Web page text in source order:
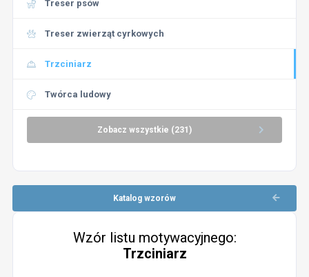
Treser psów
Treser zwierząt cyrkowych
Trzciniarz
Twórca ludowy
Zobacz wszystkie (231)
Katalog wzorów
Wzór listu motywacyjnego:
Trzciniarz